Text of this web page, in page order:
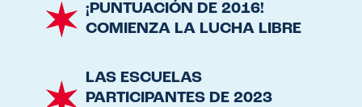
¡PUNTUACIÓN DE 2016!
COMIENZA LA LUCHA LIBRE
LAS ESCUELAS
PARTICIPANTES DE 2023